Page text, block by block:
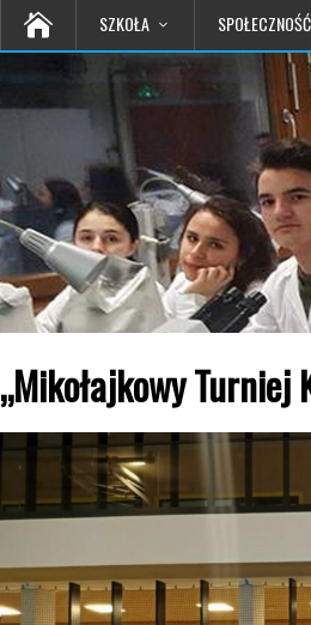
SZKOŁA SPOŁECZNOŚĆ
„Mikołajkowy Turniej